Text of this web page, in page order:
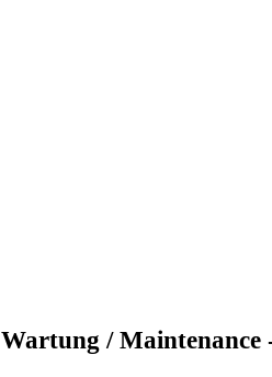
Wartung / Maintenance